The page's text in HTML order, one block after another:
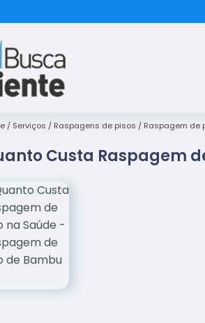
Serviços Raspagens de pisos Raspagem de
Custa Raspagem